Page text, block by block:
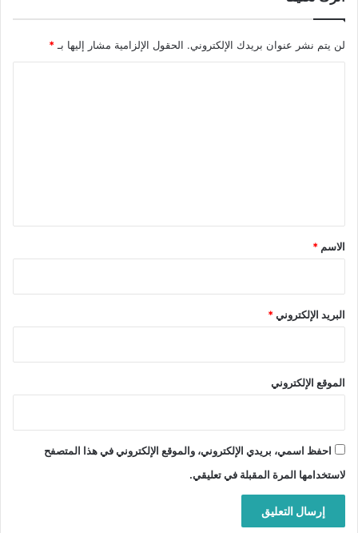
لن يتم نشر عنوان بريدك الإلكتروني. الحقول الإلزامية مشار إليها بـ *
*
الاسم *
البريد الإلكتروني*
الموقع الإلكتروني
احفظ اسمي، بريدي الإلكتروني، والموقع الإلكتروني في هذا المتصفح
لاستخدامها المرة المقبلة في تعليقي.